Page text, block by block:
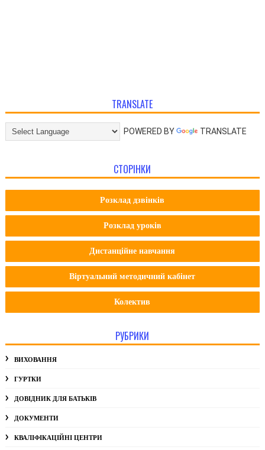
TRANSLATE
POWERED BY TRANSLATE
СТОРІНКИ
Розклад дзвінків
Розклад уроків
Дистанційне навчання
Віртуальний методичний кабінет
Колектив
РУБРИКИ
ВИХОВАННЯ
ГУРТКИ
ДОВІДНИК ДЛЯ БАТЬКІВ
ДОКУМЕНТИ
КВАЛІФІКАЦІЙНІ ЦЕНТРИ